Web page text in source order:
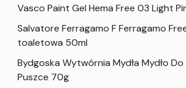
Vasco Paint Gel Hema Free 03 Light
Salvatore Ferragamo F Ferragamo
toaletowa 50ml
Bydgoska Wytwórnia Mydła Mydło
Puszce 70g